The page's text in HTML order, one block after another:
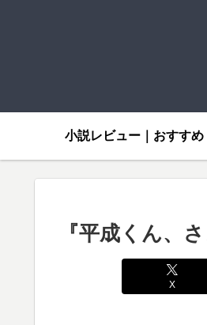
小説レビュー｜おすすめ
『平成くん、
X